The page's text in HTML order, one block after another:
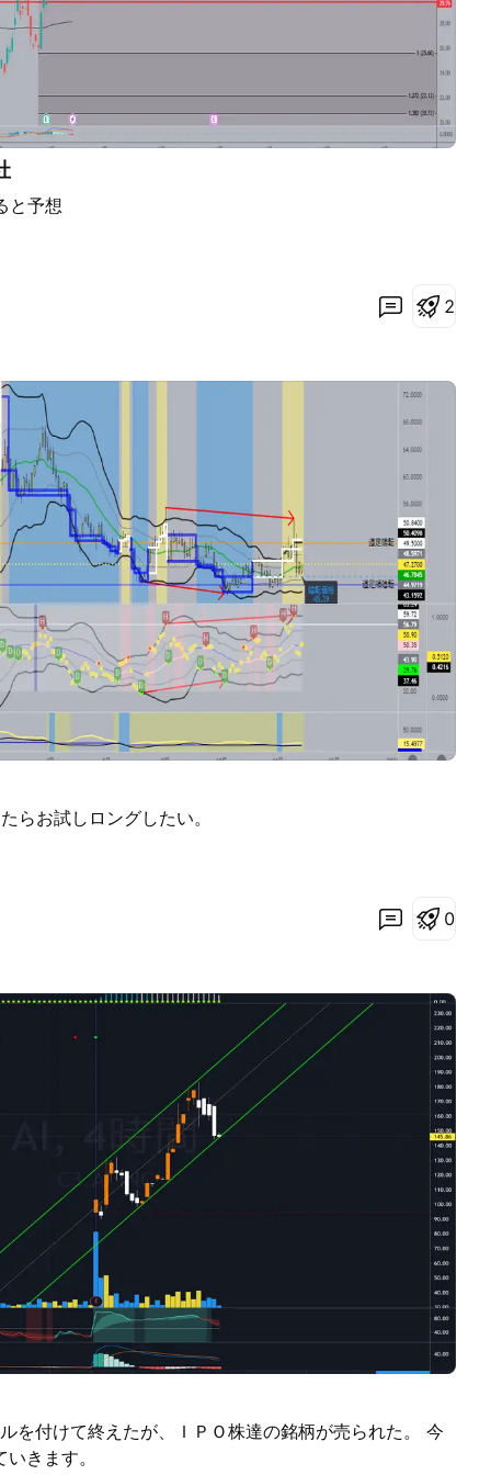
と予想
2
らお試しロングしたい。
0
を付けて終えたが、ＩＰＯ株達の銘柄が売られた。 今
きます。